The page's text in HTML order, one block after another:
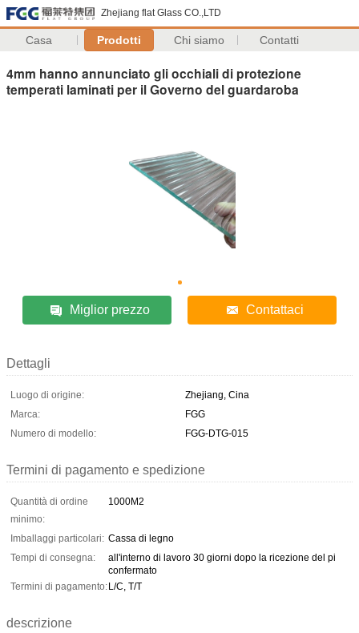
Zhejiang flat Glass CO.,LTD
Casa Prodotti Chi siamo Contatti
4mm hanno annunciato gli occhiali di protezione
temperati laminati per il Governo del guardaroba
Miglior prezzo Contattaci
Dettagli
Luogo di origine:
Zhejiang, Cina
Marca:
FGG
Numero di modello:
FGG-DTG-015
Termini di pagamento e spedizione
Quantità di ordine
minimo:
1000M2
Imballaggi particolari: Cassa di legno
Tempi di consegna:
all'interno di lavoro 30 giorni dopo la ricezione del pi
confermato
Termini di pagamento:L/C, T/T
descrizione